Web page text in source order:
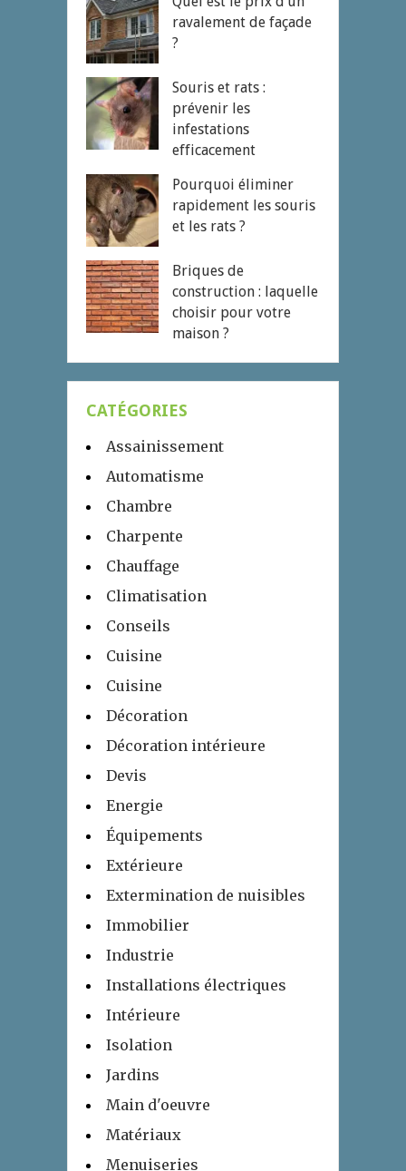
ravalement de façade
?
Souris et rats :
prévenir les
infestations
efficacement
Pourquoi éliminer
rapidement les souris
et les rats ?
Briques de
construction : laquelle
choisir pour votre
maison ?
CATÉGORIES
Assainissement
Automatisme
Chambre
Charpente
Chauffage
Climatisation
Conseils
Cuisine
Cuisine
Décoration
Décoration intérieure
Devis
Energie
Équipements
Extérieure
Extermination de nuisibles
Immobilier
Industrie
Installations électriques
Intérieure
Isolation
Jardins
Main d'oeuvre
Matériaux
Menuiseries